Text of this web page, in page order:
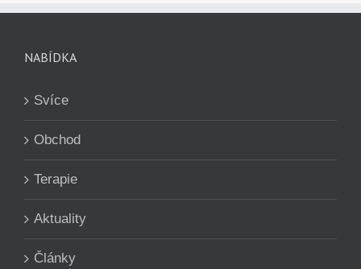
NABÍDKA
Svíce
Obchod
Terapie
Aktuality
Články